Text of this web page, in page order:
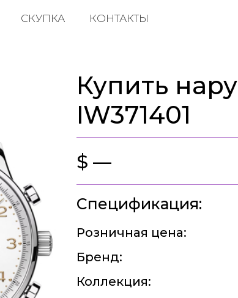
СКУПКА КОНТАКТЫ
Купить
IW371401
$ —
Спецификация:
Розничная цена:
Бренд:
Коллекция: